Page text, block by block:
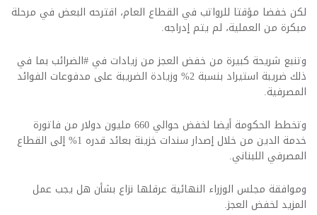
لكن خفضا مؤقتا للرواتب في القطاع العام، اقترحه البعض في مرحلة
مبكرة من العملية، لم يتم إدراجه.
وتنبع شريحة كبيرة من خفض العجز من زيادات في #الضرائب بما في
ذلك ضريبة استيراد بنسبة 2% وزيادة الضريبة على مدفوعات الفوائد
المصرفية.
وتخطط الحكومة أيضا لخفض حوالي 660 مليون دولار من فاتورة
خدمة الدين من خلال إصدار سندات خزينة بعائد قدره 1% إلى القطاع
المصرفي اللبناني.
وموافقة مجلس الوزراء النهائية عرقلها نزاع بشأن هل يجب عمل
المزيد لخفض العجز.